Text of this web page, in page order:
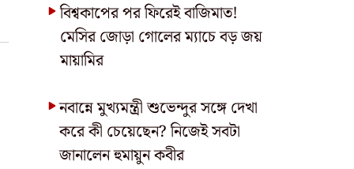
বিশ্বকাপের পর ফিরেই বাজিমাত!
মেসির জোড়া গোলের ম্যাচে বড় জয়
মায়ামির
নবান্নে মুখ্যমন্ত্রী শুভেন্দুর সঙ্গে দেখা
করে কী চেয়েছেন? নিজেই সবটা
জানালেন হুমায়ুন কবীর